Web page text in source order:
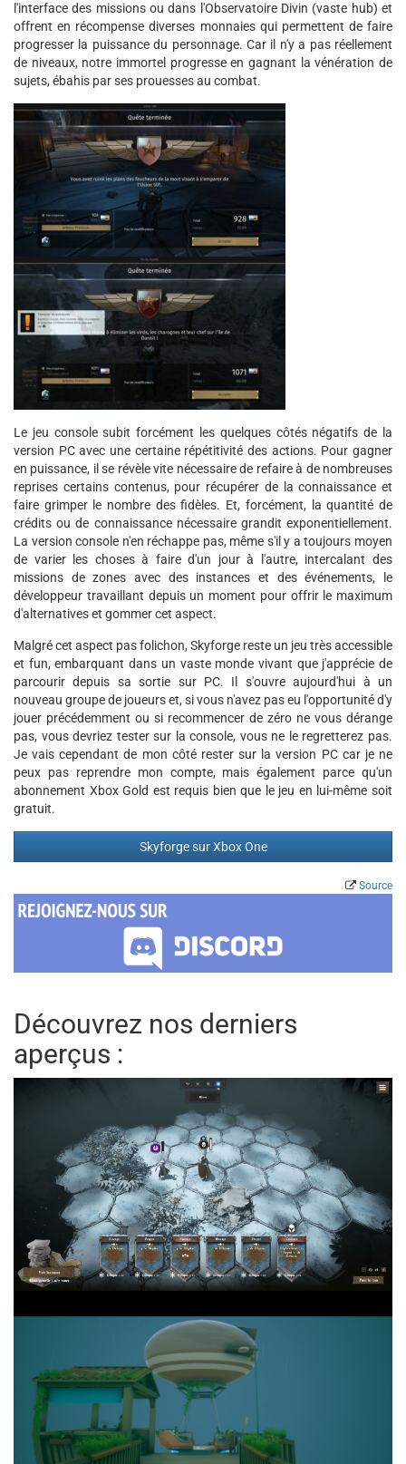
l'interface des missions ou dans l'Observatoire Divin (vaste hub) et
offrent en récompense diverses monnaies qui permettent de faire
progresser la puissance du personnage. Car il n'y a pas réellement
de niveaux, notre immortel progresse en gagnant la vénération de
sujets, ébahis par ses prouesses au combat.
Le jeu console subit forcément les quelques côtés négatifs de la
version PC avec une certaine répétitivité des actions. Pour gagner
en puissance, il se révèle vite nécessaire de refaire à de nombreuses
reprises certains contenus, pour récupérer de la connaissance et
faire grimper le nombre des fidèles. Et, forcément, la quantité de
crédits ou de connaissance nécessaire grandit exponentiellement.
La version console n'en réchappe pas, même s'il y a toujours moyen
de varier les choses à faire d'un jour à l'autre, intercalant des
missions de zones avec des instances et des événements, le
développeur travaillant depuis un moment pour offrir le maximum
d'alternatives et gommer cet aspect.
Malgré cet aspect pas folichon, Skyforge reste un jeu très accessible
et fun, embarquant dans un vaste monde vivant que j'apprécie de
parcourir depuis sa sortie sur PC. Il s'ouvre aujourd'hui à un
nouveau groupe de joueurs et, si vous n'avez pas eu l'opportunité d'y
jouer précédemment ou si recommencer de zéro ne vous dérange
pas, vous devriez tester sur la console, vous ne le regretterez pas.
Je vais cependant de mon côté rester sur la version PC car je ne
peux pas reprendre mon compte, mais également parce qu'un
abonnement Xbox Gold est requis bien que le jeu en lui-même soit
gratuit.
Skyforge sur Xbox One
Source
Découvrez nos derniers
aperçus :